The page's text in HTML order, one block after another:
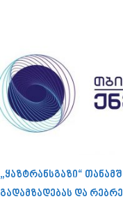
„ყაზტრანსგაზი“
გადამზადებას და